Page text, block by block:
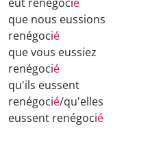
que nous eussions
renégocié
que vous eussiez
renégocié
qu'ils eussent
renégocié/qu'elles
eussent renégocié